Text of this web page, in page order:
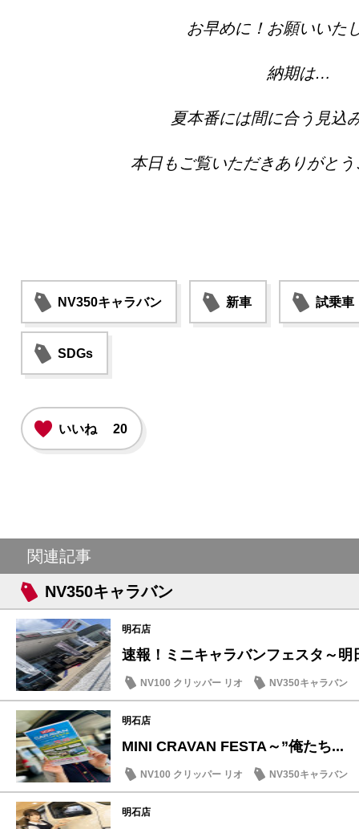
お早めに！お願いいた
納期は…
夏本番には間に合う見込
本日もご覧いただきありがと
NV350キャラバン 新車 試乗車
SDGs
いいね 20
関連記事
NV350キャラバン
明石店
速報！ミニキャラバンフェスタ～明
NV100 クリッパー リオ
NV350キャラバン
イベント・フェア
明石店
MINI CRAVAN FESTA～”俺たち...
NV100 クリッパー リオ NV350キャラバン
明石店